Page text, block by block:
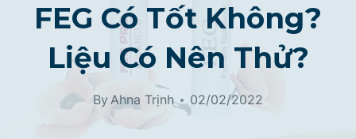
FEG Có Tốt Không?
Liệu Có Nên Thử?
By Ahna Trịnh 02/02/2022